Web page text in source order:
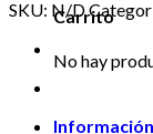
Carrito
No hay
SKU: N/D